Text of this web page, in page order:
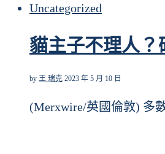
Uncategorized
貓主子不理人？
by 王 瑞克 2023 年 5 月 10 日
(Merxwire/英國倫敦) 多